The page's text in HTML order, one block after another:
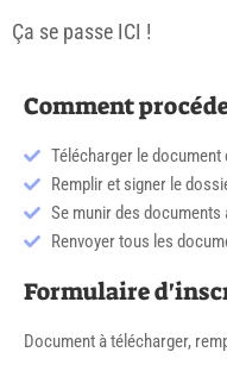
Ça se passe ICI !
Comment
Télécharger le document
Remplir et signer le
Se munir des documents
Renvoyer tous les
Formulaire
Document à télécharger,